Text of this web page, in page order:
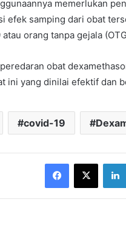
memerlukan
efek samping dari obat
orang tanpa gejala
obat
ini yang dinilai efektif dan
covid-19
Facebook
X